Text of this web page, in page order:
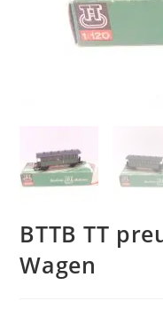
BTTB TT
Wagen